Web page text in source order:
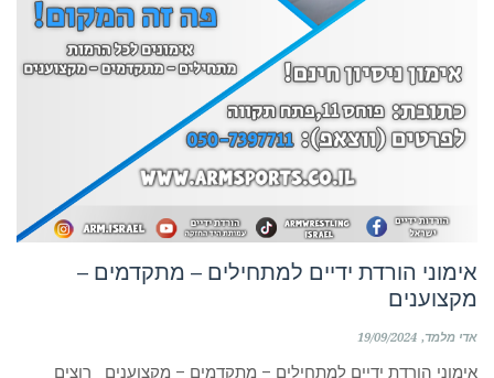
אימוני הורדת ידיים למתחילים – מתקדמים –
מקצוענים
אדי מלמד 19/09/2024
אימוני הורדת ידיים למתחילים – מתקדמים – מקצוענים רוצים